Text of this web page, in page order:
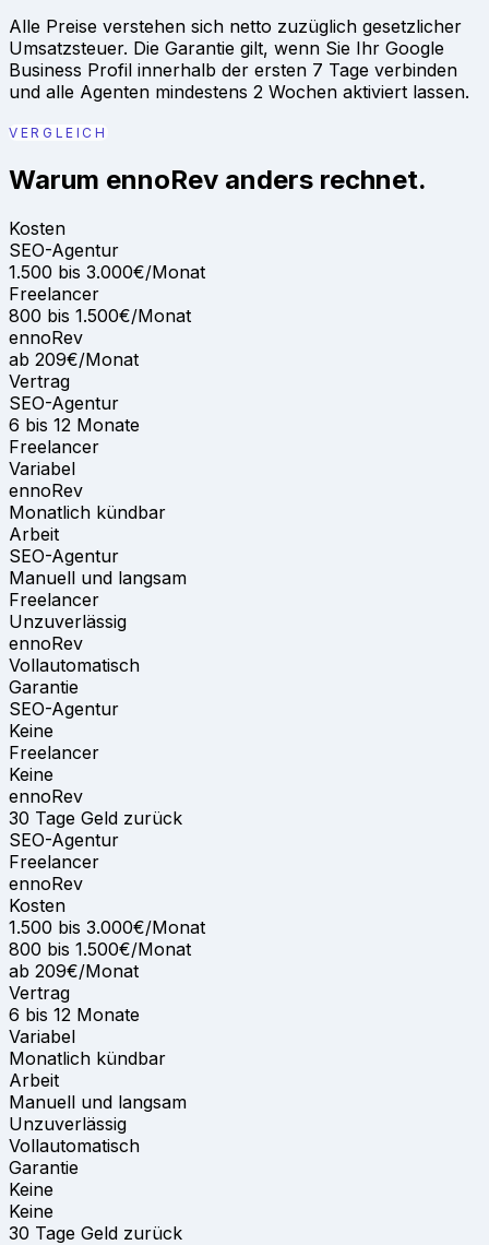
Alle Preise verstehen sich netto zuzüglich gesetzlicher
Umsatzsteuer. Die Garantie gilt, wenn Sie Ihr Google
Business Profil innerhalb der ersten 7 Tage verbinden
und alle Agenten mindestens 2 Wochen aktiviert lassen.
VERGLEICH
Warum ennoRev anders rechnet.
Kosten
SEO-Agentur
1.500 bis 3.000€/Monat
Freelancer
800 bis 1.500€/Monat
ennoRev
ab 209€/Monat
Vertrag
SEO-Agentur
6 bis 12 Monate
Freelancer
Variabel
ennoRev
Monatlich kündbar
Arbeit
SEO-Agentur
Manuell und langsam
Freelancer
Unzuverlässig
ennoRev
Vollautomatisch
Garantie
SEO-Agentur
Keine
Freelancer
Keine
ennoRev
30 Tage Geld zurück
SEO-Agentur
Freelancer
ennoRev
Kosten
1.500 bis 3.000€/Monat
800 bis 1.500€/Monat
ab 209€/Monat
Vertrag
6 bis 12 Monate
Variabel
Monatlich kündbar
Arbeit
Manuell und langsam
Unzuverlässig
Vollautomatisch
Garantie
Keine
Keine
30 Tage Geld zurück